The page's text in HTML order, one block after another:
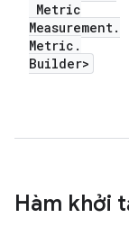
Metric
Measurement.
Metric .
Builder>
Hàm khởi